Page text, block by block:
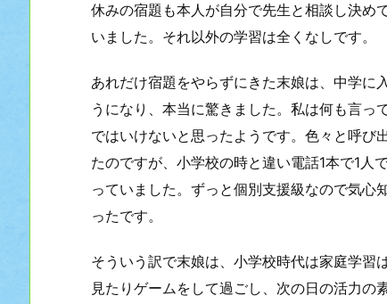
休みの宿題も本人が自分で先生と相談し決め
いました。それ以外の学習は全くなしです。
あれだけ宿題をやらずにきた末娘は、中学に
うになり、本当に驚きました。私は何も言っ
ではいけないと思ったようです。色々と呼び
たのですが、小学校の時と違い電話1本で1人
っていました。ずっと個別支援級なので気
ったです。
そういう訳で末娘は、小学校時代は家庭学習
見たりゲームをして過ごし、次の日の活力